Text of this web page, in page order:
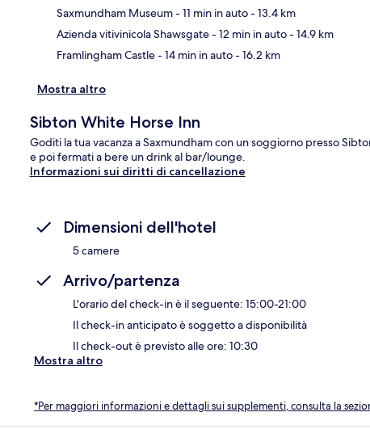
Saxmundham Museum- 11 min in auto- 13.4 km
Azienda vitivinicola Shawsgate- 12 min in auto- 14.9 km
Framlingham Castle- 14 min in auto- 16.2 km
Mostra altro
Sibton White Horse Inn
Goditi la tua vacanza a Saxmundham con un soggiorno presso
e poi fermati a bere un drink al bar/lounge.
Informazioni sui diritti di cancellazione
Dimensioni dell'hotel
5 camere
Arrivo/partenza
L'orario del check-in è il seguente: 15:00-21:00
Il check-in anticipato è soggetto a disponibilità
Il check-out è previsto alle ore: 10:30
Mostra altro
*Per maggiori informazioni e dettagli sui supplementi, consulta la